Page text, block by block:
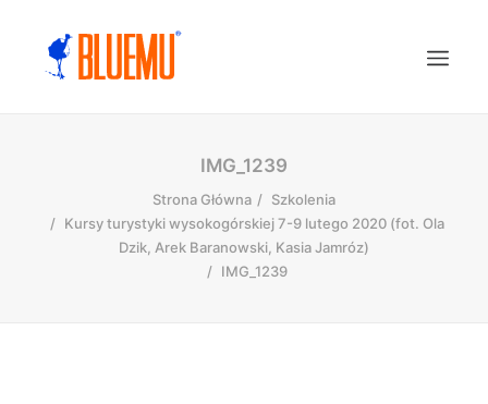
IMG_1239
Strona Główna
Szkolenia
Kursy turystyki wysokogórskiej 7-9 lutego 2020 (fot. Ola
Dzik, Arek Baranowski, Kasia Jamróz)
IMG_1239